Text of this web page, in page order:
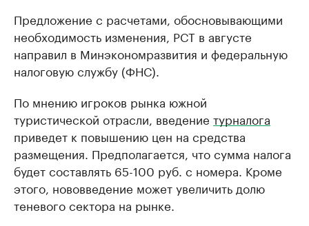
Предложение с расчетами, обосновывающими
необходимость изменения, РСТ в августе
направил в Минэкономразвития и федеральную
налоговую службу (ФНС).
По мнению игроков рынка южной
туристической отрасли, введение турналога
приведет к повышению цен на средства
размещения. Предполагается, что сумма налога
будет составлять 65-100 руб. с номера. Кроме
этого, нововведение может увеличить долю
теневого сектора на рынке.